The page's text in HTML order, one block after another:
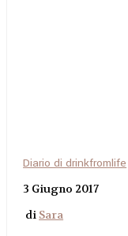
Diario di drinkfromlife
3 Giugno 2017
di Sara